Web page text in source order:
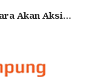
Akan Aksi…